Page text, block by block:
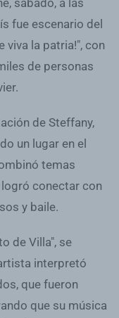
fue escenario del
viva la patria!", con
de personas
de Steffany,
un lugar en el
temas
conectar con
y baile.
de Villa", se
interpretó
que fueron
que su música